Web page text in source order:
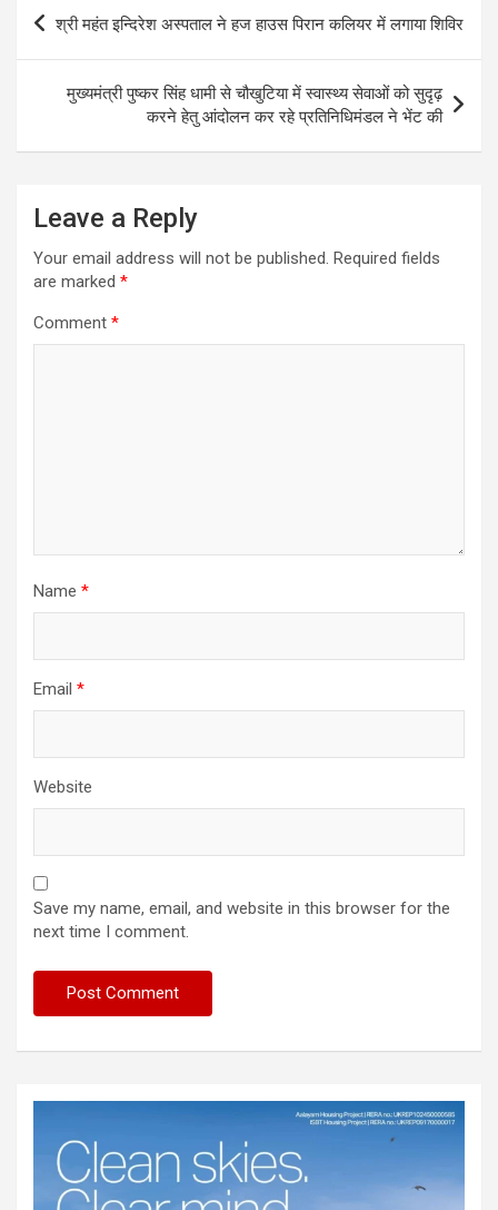
A
p
p
o
o
k
a
m
Post
navigation
श्री महंत इन्दिरेश अस्पताल ने हज हाउस पिरान कलियर में लगाया शिविर
मुख्यमंत्री पुष्कर सिंह धामी से चौखुटिया में स्वास्थ्य सेवाओं को सुदृढ़
करने हेतु आंदोलन कर रहे प्रतिनिधिमंडल ने भेंट की
Leave a Reply
Your email address will not be published. Required fields
are marked *
Comment *
Name *
Email *
Website
Save my name, email, and website in this browser for the
next time I comment.